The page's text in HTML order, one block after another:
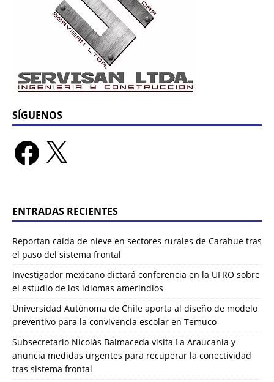
SÍGUENOS
ENTRADAS RECIENTES
Reportan caída de nieve en sectores rurales de Carahue tras
el paso del sistema frontal
Investigador mexicano dictará conferencia en la UFRO sobre
el estudio de los idiomas amerindios
Universidad Autónoma de Chile aporta al diseño de modelo
preventivo para la convivencia escolar en Temuco
Subsecretario Nicolás Balmaceda visita La Araucanía y
anuncia medidas urgentes para recuperar la conectividad
tras sistema frontal